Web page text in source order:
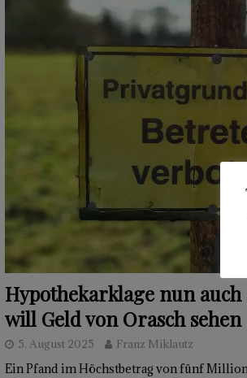
Hypothekarklage nun
will Geld von Orasch sehen
5. August 2025 Franz Miklautz
Ein Pfand im Höchstbetrag von fünf